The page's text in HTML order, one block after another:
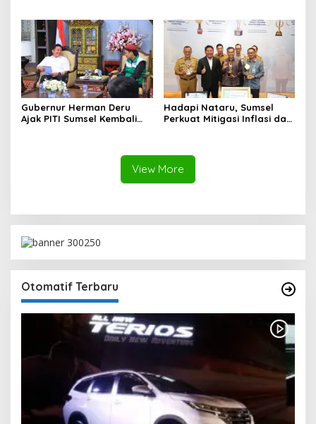
Negara
Gubernur Herman Deru
Ajak PITI Sumsel Kembali
Hadapi Nataru, Sumsel
Perkuat Mitigasi Inflasi dan
View More
Otomatif Terbaru